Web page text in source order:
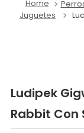
Juguetes
Ludipek
Rabbit Con